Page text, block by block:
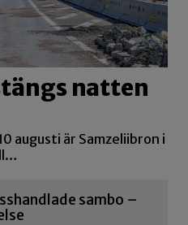
natten
augusti är Samzeliibron i
sambo –